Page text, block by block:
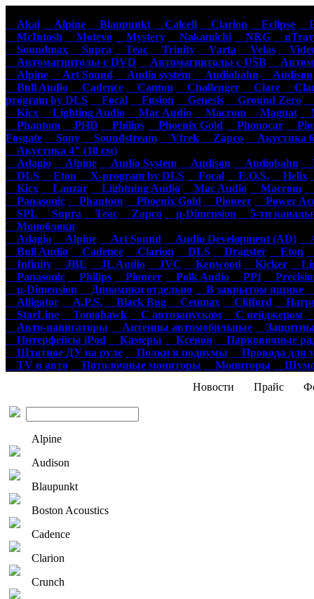
Akai
Alpine Blaupunkt Calcell Clarion Eclipse
McIntosh
Motevo Mystery Nakamichi NRG
nTray
Soundmax
Supra Teac Trinity Varta Velas
Автомагнитолы с DVD
Автомагнитолы с USB
Alpine
Art Sound Audio system Audiobahn
Audison
Bull Audio
Cadence Canton Challenger Ciare
program by DLS
Focal Fusion Genesis Ground Zero
Kicx
Lighting Audio Mac Audio Macrom Magnat
Phantom
PHD Philips Phoenix Gold Phonocar
Fosgate
Sony Soundstream Vtrek Zapco
Акустика
Акустика 4" (10 см)
Adagio
Alpine Audio System Audison Audiobahn
DLS
Eton X-program by DLS Focal E.O.S. Helix
Kicx
Lanzar Lightning Audio Mac Audio Macrom
Panasonic
Phantom Phoenix Gold Pioneer
Power
SPL
Supra Teac Zapco µ-Dimension
5-ти
Моноблоки
Adagio
Alpine Art Sound Audio Development (AD)
Bull Audio
Cadence Clarion DLS Dragster Eton
Infinity
JBL JL Audio JVC Kenwood Kicker
Panasonic
Philips Pioneer Polk Audio PPI
µ-Dimension
Динамики отдельно В закрытом ящике
Alligator
A.P.S. Black Bug Cenmax Clifford
StarLine
Tomohawk С автозапуском С пейджером
Авто-навигаторы
Антенны автомобильные
Интерфейсы iPod
Камеры Ксенон
Парковочные
Штатное ДУ на руле
Полки и подиумы
Провода для
TV в авто
Потолочные мониторы Мониторы
Новости Прайс
Alpine
Audison
Blaupunkt
Boston Acoustics
Cadence
Clarion
Crunch